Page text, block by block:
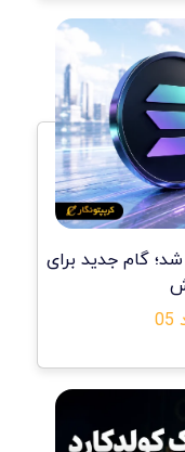
گام جدید برای